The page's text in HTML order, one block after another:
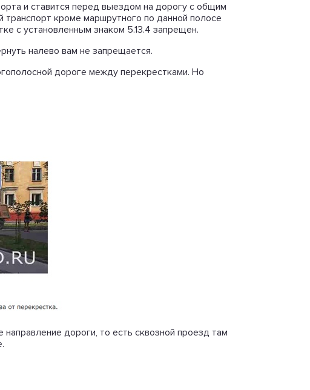
и ставится перед выездом на дорогу с общим
транспорт кроме маршрутного по данной полосе
с установленным знаком 5.13.4 запрещен.
налево вам не запрещается.
дороге между перекрестками. Но
дороги, то есть сквозной проезд там